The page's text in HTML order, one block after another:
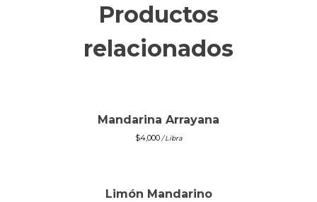
Productos
relacionados
Mandarina Arrayana
$4,000/ Libra
Limón Mandarino